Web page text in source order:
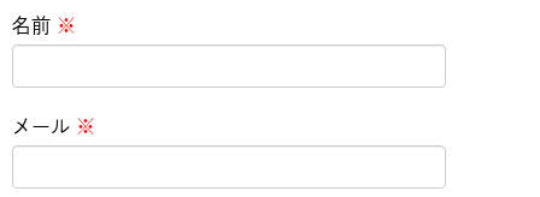
名前 ※
メール ※